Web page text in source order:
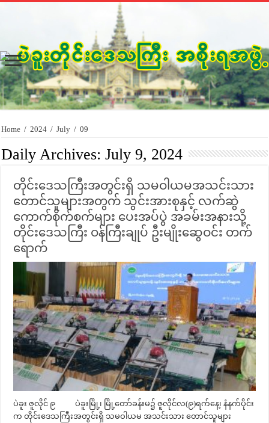
Home / 2024 / July / 09
Daily Archives:July 9, 2024
တိုင်းဒေသကြီးအတွင်းရှိ သမဝါယမအသင်းသား
တောင်သူများအတွက် သွင်းအားစုနှင့် လက်ဆွဲ
ကောက်စိုက်စက်များ ပေးအပ်ပွဲ အခမ်းအနားသို့
တိုင်းဒေသကြီး ဝန်ကြီးချုပ် ဦးမျိုးဆွေဝင်း တက်
ရောက်
ပဲခူး ဇူလိုင် ၉ ပဲခူးမြို့၊ မြို့တော်ခန်းမ၌ ဇူလိုင်လ(၉)ရက်နေ့၊ နံနက်ပိုင်း
က တိုင်းဒေသကြီးအတွင်းရှိ သမဝါယမ အသင်းသား တောင်သူများ